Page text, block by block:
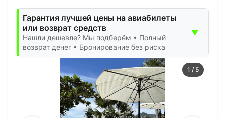
Гарантия лучшей цены на авиабилеты
или возврат средств
Нашли дешевле? Мы подберём • Полный
возврат денег • Бронирование без риска
▼
1 / 5